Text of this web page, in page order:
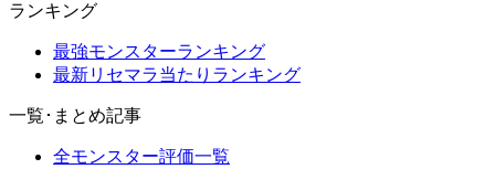
ランキング
最強モンスターランキング
最新リセマラ当たりランキング
一覧･まとめ記事
全モンスター評価一覧